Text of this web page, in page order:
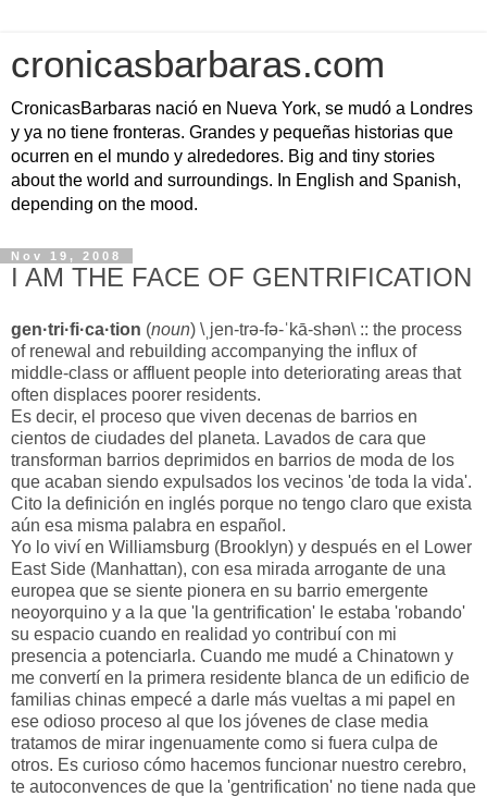
cronicasbarbaras.com
CronicasBarbaras nació en Nueva York, se mudó a Londres
y ya no tiene fronteras. Grandes y pequeñas historias que
ocurren en el mundo y alrededores. Big and tiny stories
about the world and surroundings. In English and Spanish,
depending on the mood.
Nov 19, 2008
I AM THE FACE OF GENTRIFICATION
gen·tri·fi·ca·tion (noun) \ˌjen-trə-fə-ˈkā-shən\ :: the process
of renewal and rebuilding accompanying the influx of
middle-class or affluent people into deteriorating areas that
often displaces poorer residents.
Es decir, el proceso que viven decenas de barrios en
cientos de ciudades del planeta. Lavados de cara que
transforman barrios deprimidos en barrios de moda de los
que acaban siendo expulsados los vecinos 'de toda la vida'.
Cito la definición en inglés porque no tengo claro que exista
aún esa misma palabra en español.
Yo lo viví en Williamsburg (Brooklyn) y después en el Lower
East Side (Manhattan), con esa mirada arrogante de una
europea que se siente pionera en su barrio emergente
neoyorquino y a la que 'la gentrification' le estaba 'robando'
su espacio cuando en realidad yo contribuí con mi
presencia a potenciarla. Cuando me mudé a Chinatown y
me convertí en la primera residente blanca de un edificio de
familias chinas empecé a darle más vueltas a mi papel en
ese odioso proceso al que los jóvenes de clase media
tratamos de mirar ingenuamente como si fuera culpa de
otros. Es curioso cómo hacemos funcionar nuestro cerebro,
te autoconvences de que la 'gentrification' no tiene nada que